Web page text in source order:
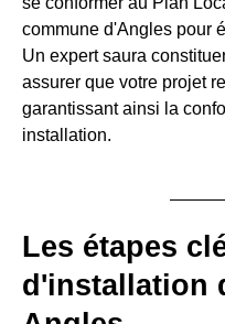
commune d'Angles pour
Un expert saura
assurer que votre projet
garantissant ainsi la
installation.
Les étapes
d'installation